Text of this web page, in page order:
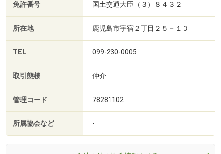
免許番号 国土交通大臣（３）８４３２
所在地 鹿児島市宇宿２丁目２５－１０
TEL 099-230-0005
取引態様 仲介
管理コード 78281102
所属協会など -